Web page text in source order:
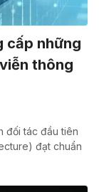
cấp những
thông
đối tác đầu tiên
đạt chuẩn